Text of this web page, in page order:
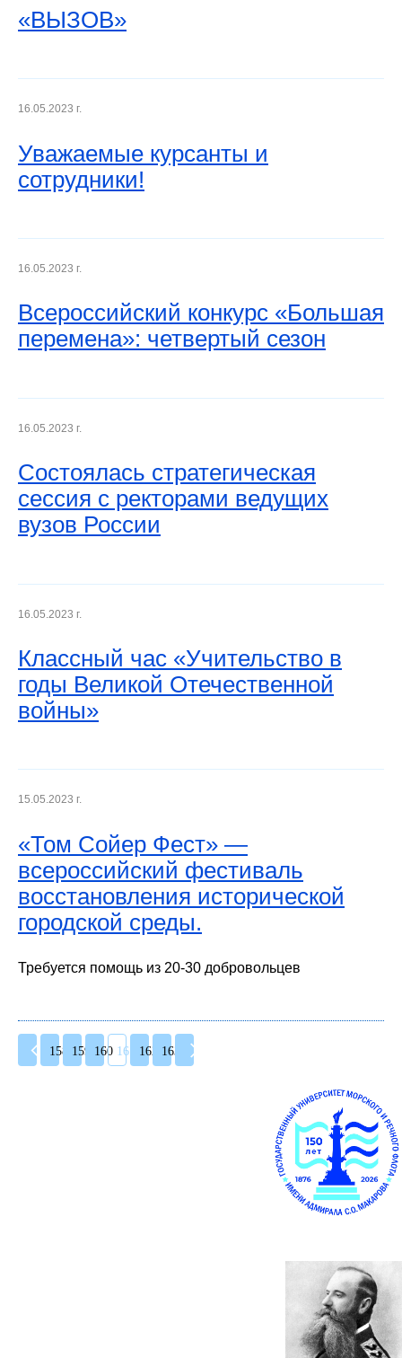
«ВЫЗОВ»
16.05.2023 г.
Уважаемые курсанты и
сотрудники!
16.05.2023 г.
Всероссийский конкурс «Большая
перемена»: четвертый сезон
16.05.2023 г.
Состоялась стратегическая
сессия с ректорами ведущих
вузов России
16.05.2023 г.
Классный час «Учительство в
годы Великой Отечественной
войны»
15.05.2023 г.
«Том Сойер Фест» —
всероссийский фестиваль
восстановления исторической
городской среды.
Требуется помощь из 20-30 добровольцев
158 159 160 161 162 163